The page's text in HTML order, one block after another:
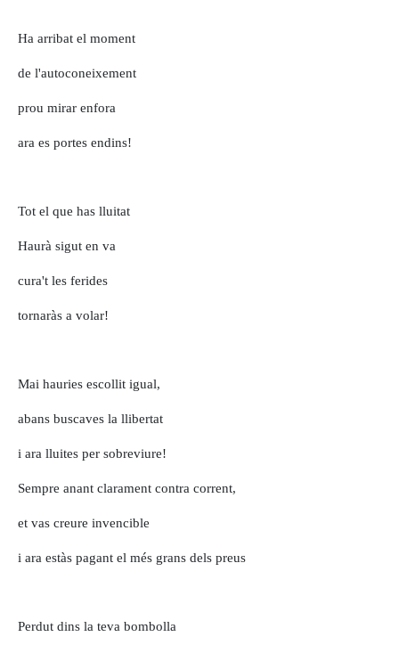
Ha arribat el moment
de l'autoconeixement
prou mirar enfora
ara es portes endins!
Tot el que has lluitat
Haurà sigut en va
cura't les ferides
tornaràs a volar!
Mai hauries escollit igual,
abans buscaves la llibertat
i ara lluites per sobreviure!
Sempre anant clarament contra corrent,
et vas creure invencible
i ara estàs pagant el més grans dels preus
Perdut dins la teva bombolla